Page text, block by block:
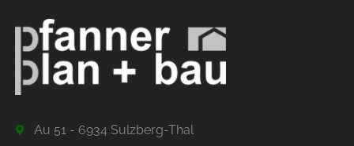
Au 51 - 6934 Sulzberg-Thal